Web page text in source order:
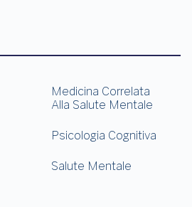
Medicina Correlata
Alla Salute Mentale
Psicologia Cognitiva
Salute Mentale